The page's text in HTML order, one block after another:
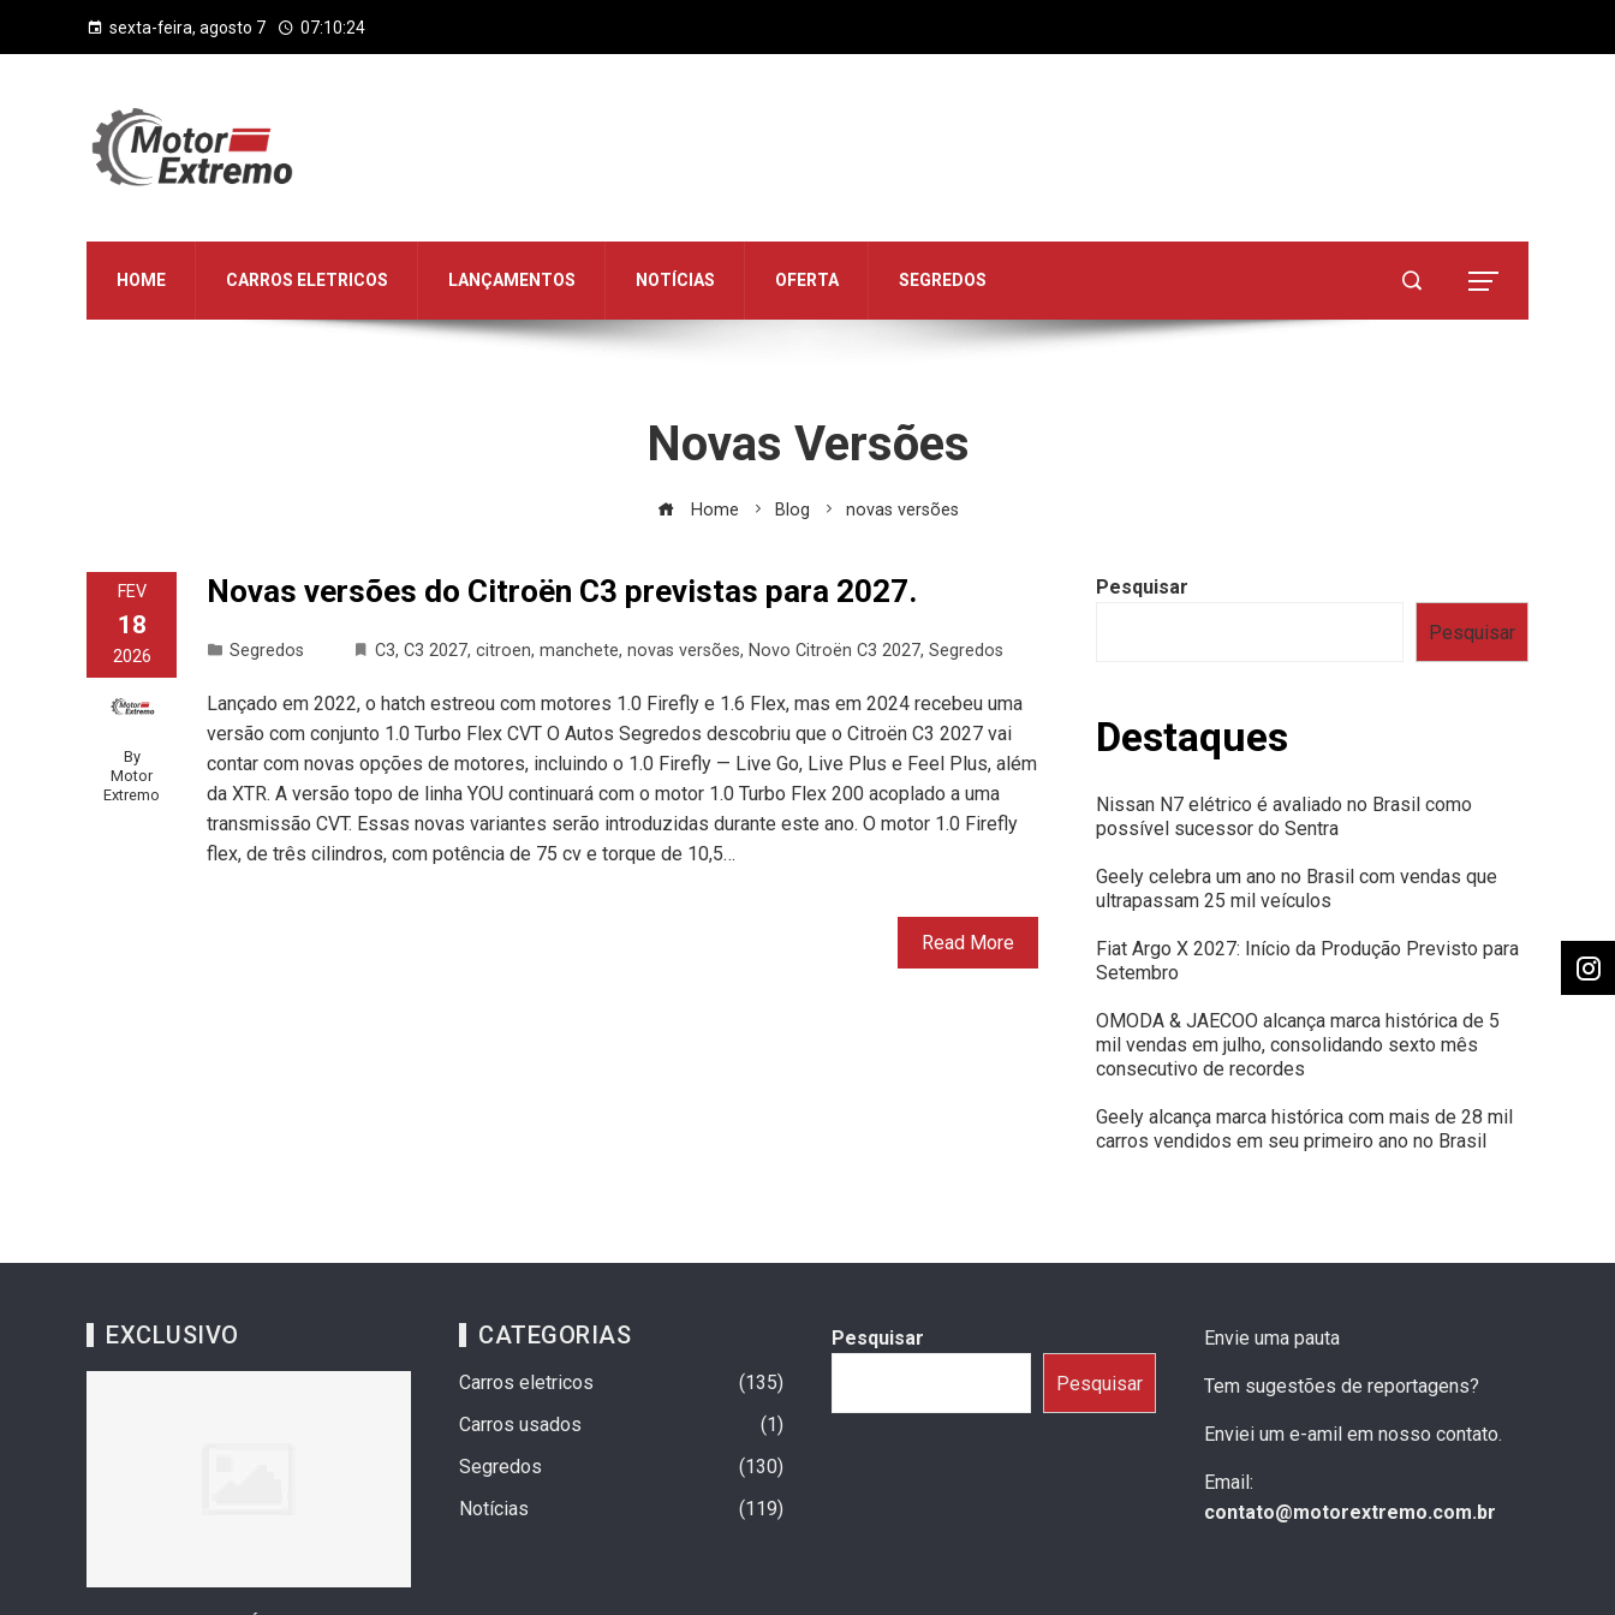
sexta-feira, agosto 7 07:10:24
HOME CARROS ELETRICOS LANÇAMENTOS NOTÍCIAS OFERTA SEGREDOS
Novas Versões
Home Blog novas versões
FEV
18
2026
By
Motor
Extremo
Novas versões do Citroën C3 previstas para 2027.
Segredos C3, C3 2027, citroen, manchete, novas versões, Novo Citroën C3 2027, Segredos
Lançado em 2022, o hatch estreou com motores 1.0 Firefly e 1.6 Flex, mas em 2024 recebeu uma
versão com conjunto 1.0 Turbo Flex CVT O Autos Segredos descobriu que o Citroën C3 2027 vai
contar com novas opções de motores, incluindo o 1.0 Firefly — Live Go, Live Plus e Feel Plus, além
da XTR. A versão topo de linha YOU continuará com o motor 1.0 Turbo Flex 200 acoplado a uma
transmissão CVT. Essas novas variantes serão introduzidas durante este ano. O motor 1.0 Firefly
flex, de três cilindros, com potência de 75 cv e torque de 10,5…
Read More
Pesquisar
Pesquisar
Destaques
Nissan N7 elétrico é avaliado no Brasil como
possível sucessor do Sentra
Geely celebra um ano no Brasil com vendas que
ultrapassam 25 mil veículos
Fiat Argo X 2027: Início da Produção Previsto para
Setembro
OMODA & JAECOO alcança marca histórica de 5
mil vendas em julho, consolidando sexto mês
consecutivo de recordes
Geely alcança marca histórica com mais de 28 mil
carros vendidos em seu primeiro ano no Brasil
EXCLUSIVO CATEGORIAS
Carros eletricos
135
Carros usados
1
Segredos
130
Notícias
119
Pesquisar
Pesquisar
Envie uma pauta
Tem sugestões de reportagens?
Enviei um e-amil em nosso contato.
Email:
contato@motorextremo.com.br